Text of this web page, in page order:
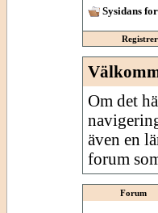
Sysidans
Om det
även en
forum
Forum